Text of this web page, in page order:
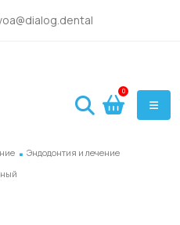
0
. Эндодонтия и лечение